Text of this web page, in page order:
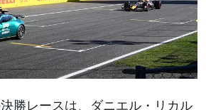
勝レースは、ダニエル・リカル